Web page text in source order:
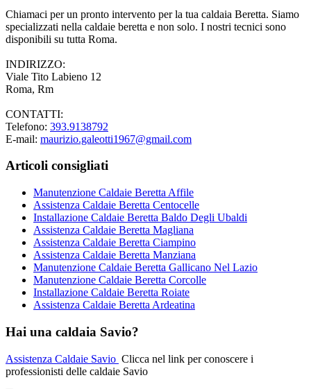
Chiamaci per un pronto intervento per la tua caldaia Beretta. Siamo
specializzati nella caldaie beretta e non solo. I nostri tecnici sono
disponibili su tutta Roma.
INDIRIZZO:
Viale Tito Labieno 12
Roma, Rm
CONTATTI:
Telefono: 393.9138792
E-mail: maurizio.galeotti1967@gmail.com
Articoli consigliati
Manutenzione Caldaie Beretta Affile
Assistenza Caldaie Beretta Centocelle
Installazione Caldaie Beretta Baldo Degli Ubaldi
Assistenza Caldaie Beretta Magliana
Assistenza Caldaie Beretta Ciampino
Assistenza Caldaie Beretta Manziana
Manutenzione Caldaie Beretta Gallicano Nel Lazio
Manutenzione Caldaie Beretta Corcolle
Installazione Caldaie Beretta Roiate
Assistenza Caldaie Beretta Ardeatina
Hai una caldaia Savio?
Assistenza Caldaie Savio Clicca nel link per conoscere i
professionisti delle caldaie Savio